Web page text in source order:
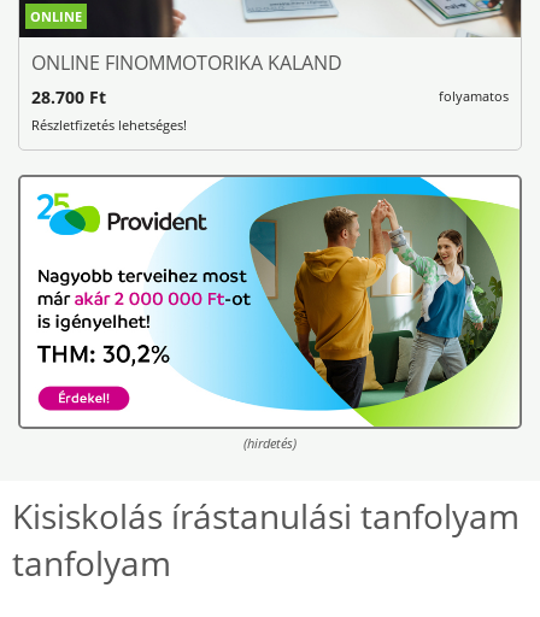
ONLINE
ONLINE FINOMMOTORIKA KALAND
folyamatos
28.700 Ft
Részletfizetés lehetséges!
(hirdetés)
Kisiskolás írástanulási tanfolyam
tanfolyam